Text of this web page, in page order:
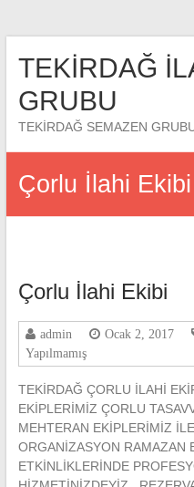
TEKİRDAĞ
GRUBU
TEKİRDAĞ SEMAZEN
Çorlu İlahi Ekibi
Çorlu İlahi Ekibi
admin Ocak 2, 2017
Yapılmamış
TEKİRDAĞ ÇORLU İLAHİ
EKİPLERİMİZ ÇORLU
MEHTERAN EKİPLERİMİZ
ORGANİZASYON RAMAZAN
ETKİNLİKLERİNDE